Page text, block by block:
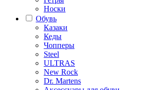
Носки
Обувь
Казаки
Кеды
Чопперы
Steel
ULTRAS
New Rock
Dr. Martens